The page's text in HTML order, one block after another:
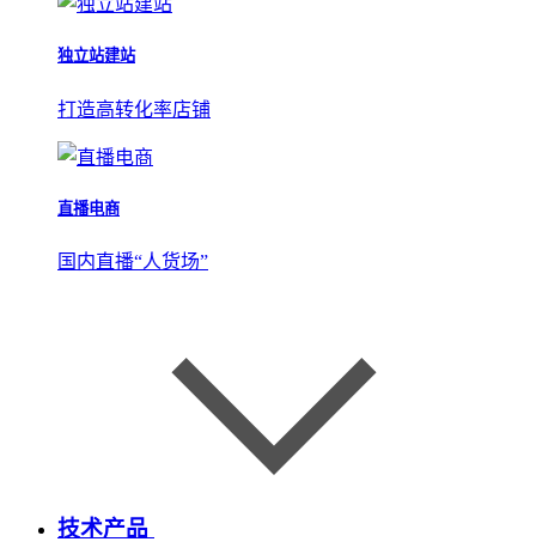
独立站建站
打造高转化率店铺
直播电商
国内直播“人货场”
技术产品